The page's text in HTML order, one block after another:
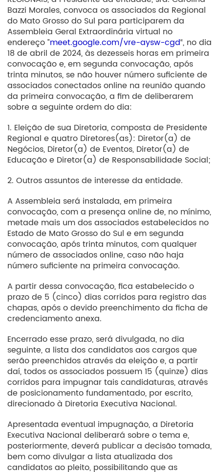
Bazzi Morales, convoca os associados da Regional
do Mato Grosso do Sul para participarem da
Assembleia Geral Extraordinária virtual no
endereço ”meet.google.com/vre-aysw-cgd“, no dia
18 de abril de 2024, às dezesseis horas em primeira
convocação e, em segunda convocação, após
trinta minutos, se não houver número suficiente de
associados conectados online na reunião quando
da primeira convocação, a fim de deliberarem
sobre a seguinte ordem do dia:
1. Eleição de sua Diretoria, composta de Presidente
Regional e quatro Diretores(as): Diretor(a) de
Negócios, Diretor(a) de Eventos, Diretor(a) de
Educação e Diretor(a) de Responsabilidade Social;
2. Outros assuntos de interesse da entidade.
A Assembleia será instalada, em primeira
convocação, com a presença online de, no mínimo,
metade mais um dos associados estabelecidos no
Estado de Mato Grosso do Sul e em segunda
convocação, após trinta minutos, com qualquer
número de associados online, caso não haja
número suficiente na primeira convocação.
A partir dessa convocação, fica estabelecido o
prazo de 5 (cinco) dias corridos para registro das
chapas, após o devido preenchimento da ficha de
credenciamento anexa.
Encerrado esse prazo, será divulgada, no dia
seguinte, a lista dos candidatos aos cargos que
serão preenchidos através da eleição e, a partir
daí, todos os associados possuem 15 (quinze) dias
corridos para impugnar tais candidaturas, através
de posicionamento fundamentado, por escrito,
direcionado à Diretoria Executiva Nacional.
Apresentada eventual impugnação, a Diretoria
Executiva Nacional deliberará sobre o tema e,
posteriormente, deverá publicar a decisão tomada,
bem como divulgar a lista atualizada dos
candidatos ao pleito, possibilitando que as